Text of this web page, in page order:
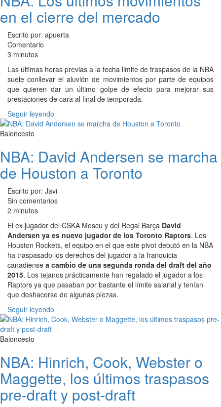
en el cierre del mercado
Escrito por: apuerta
Comentario
3 minutos
Las últimas horas previas a la fecha limite de traspasos de la NBA
suele conllevar el aluvión de movimientos por parte de equipos
que quieren dar un último golpe de efecto para mejorar sus
prestaciones de cara al final de temporada.
Seguir leyendo
Baloncesto
NBA: David Andersen se marcha
de Houston a Toronto
Escrito por: Javi
Sin comentarios
2 minutos
El ex jugador del CSKA Moscu y del Regal Barça David
Andersen ya es nuevo jugador de los Toronto Raptors. Los
Houston Rockets, el equipo en el que este pivot debutó en la NBA
ha traspasado los derechos del jugador a la franquicia
canadiense a cambio de una segunda ronda del draft del año
2015. Los tejanos prácticamente han regalado el jugador a los
Raptors ya que pasaban por bastante el límite salarial y tenían
que deshacerse de algunas piezas.
Seguir leyendo
Baloncesto
NBA: Hinrich, Cook, Webster o
Maggette, los últimos traspasos
pre-draft y post-draft